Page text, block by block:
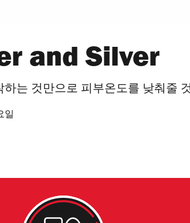
and Silver
하는 것만으로 피부온도를 낮춰줄
일